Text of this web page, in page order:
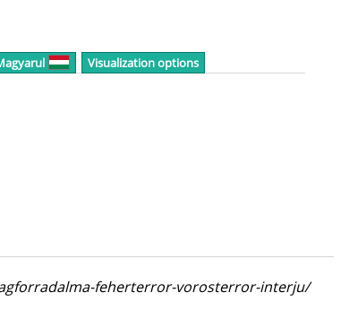
Visualization options
feherterror-vorosterror-interju/